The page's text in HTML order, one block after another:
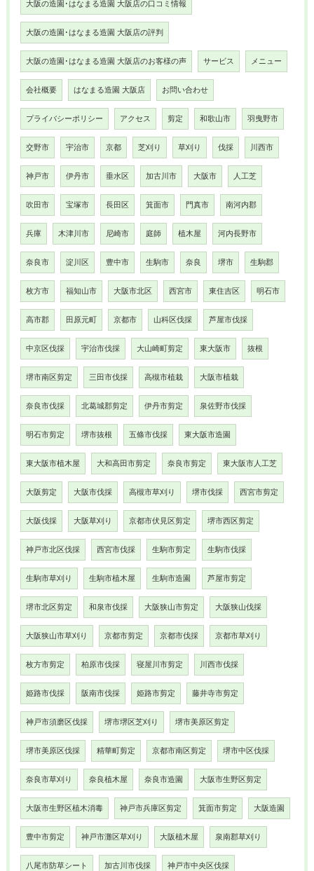
大阪の造園･はなまる造園 大阪店の口コミ情報
大阪の造園･はなまる造園 大阪店の評判
大阪の造園･はなまる造園 大阪店のお客様の声 サービス メニュー
会社概要 はなまる造園 大阪店 お問い合わせ
プライバシーポリシー アクセス 剪定 和歌山市 羽曳野市
交野市 宇治市 京都 芝刈り 草刈り 伐採 川西市
神戸市 伊丹市 垂水区 加古川市 大阪市 人工芝
吹田市 宝塚市 長田区 箕面市 門真市 南河内郡
兵庫 木津川市 尼崎市 庭師 植木屋 河内長野市
奈良市 淀川区 豊中市 生駒市 奈良 堺市 生駒郡
枚方市 福知山市 大阪市北区 西宮市 東住吉区 明石市
高市郡 田原元町 京都市 山科区伐採 芦屋市伐採
中京区伐採 宇治市伐採 大山崎町剪定 東大阪市 抜根
堺市南区剪定 三田市伐採 高槻市植栽 大阪市植栽
奈良市伐採 北葛城郡剪定 伊丹市剪定 泉佐野市伐採
明石市剪定 堺市抜根 五條市伐採 東大阪市造園
東大阪市植木屋 大和高田市剪定 奈良市剪定 東大阪市人工芝
大阪剪定 大阪市伐採 高槻市草刈り 堺市伐採 西宮市剪定
大阪伐採 大阪草刈り 京都市伏見区剪定 堺市西区剪定
神戸市北区伐採 西宮市伐採 生駒市剪定 生駒市伐採
生駒市草刈り 生駒市植木屋 生駒市造園 芦屋市剪定
堺市北区剪定 和泉市伐採 大阪狭山市剪定 大阪狭山伐採
大阪狭山市草刈り 京都市剪定 京都市伐採 京都市草刈り
枚方市剪定 柏原市伐採 寝屋川市剪定 川西市伐採
姫路市伐採 阪南市伐採 姫路市剪定 藤井寺市剪定
神戸市須磨区伐採 堺市堺区芝刈り 堺市美原区剪定
堺市美原区伐採 精華町剪定 京都市南区剪定 堺市中区伐採
奈良市草刈り 奈良植木屋 奈良市造園 大阪市生野区剪定
大阪市生野区植木消毒 神戸市兵庫区剪定 箕面市剪定 大阪造園
豊中市剪定 神戸市灘区草刈り 大阪植木屋 泉南郡草刈り
八尾市防草シート 加古川市伐採 神戸市中央区伐採